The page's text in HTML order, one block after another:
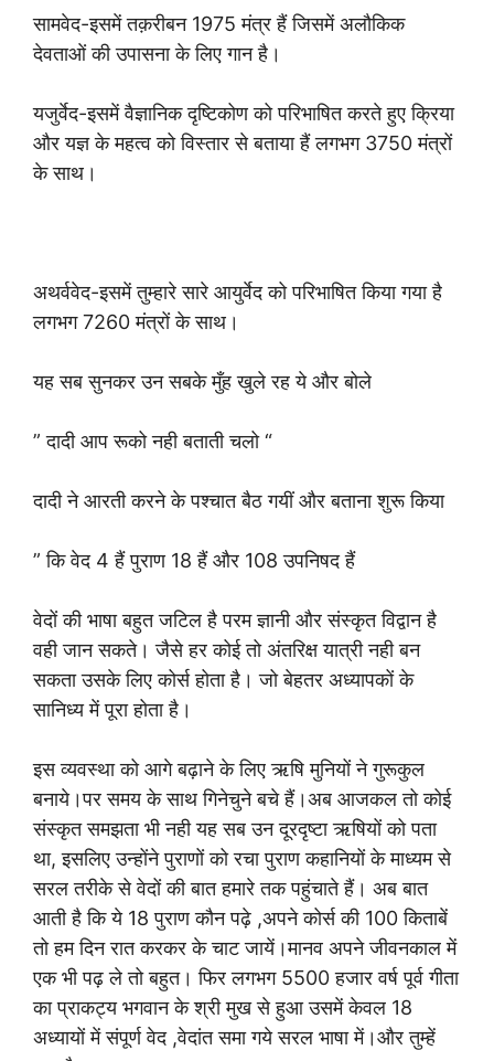
सामवेद-इसमें तक़रीबन 1975 मंत्र हैं जिसमें अलौकिक
देवताओं की उपासना के लिए गान है।
यजुर्वेद-इसमें वैज्ञानिक दृष्टिकोण को परिभाषित करते हुए क्रिया
और यज्ञ के महत्व को विस्तार से बताया हैं लगभग 3750 मंत्रों
के साथ।
अथर्ववेद-इसमें तुम्हारे सारे आयुर्वेद को परिभाषित किया गया है
लगभग 7260 मंत्रों के साथ।
यह सब सुनकर उन सबके मुँह खुले रह ये और बोले
” दादी आप रूको नही बताती चलो “
दादी ने आरती करने के पश्चात बैठ गयीं और बताना शुरू किया
” कि वेद 4 हैं पुराण 18 हैं और 108 उपनिषद हैं
वेदों की भाषा बहुत जटिल है परम ज्ञानी और संस्कृत विद्वान है
वही जान सकते। जैसे हर कोई तो अंतरिक्ष यात्री नही बन
सकता उसके लिए कोर्स होता है। जो बेहतर अध्यापकों के
सानिध्य में पूरा होता है।
इस व्यवस्था को आगे बढ़ाने के लिए ऋषि मुनियों ने गुरूकुल
बनाये।पर समय के साथ गिनेचुने बचे हैं।अब आजकल तो कोई
संस्कृत समझता भी नही यह सब उन दूरदृष्टा ऋषियों को पता
था, इसलिए उन्होंने पुराणों को रचा पुराण कहानियों के माध्यम से
सरल तरीके से वेदों की बात हमारे तक पहुंचाते हैं। अब बात
आती है कि ये 18 पुराण कौन पढ़े ,अपने कोर्स की 100 किताबें
तो हम दिन रात करकर के चाट जायें।मानव अपने जीवनकाल में
एक भी पढ़ ले तो बहुत। फिर लगभग 5500 हजार वर्ष पूर्व गीता
का प्राकट्य भगवान के श्री मुख से हुआ उसमें केवल 18
अध्यायों में संपूर्ण वेद ,वेदांत समा गये सरल भाषा में।और तुम्हें